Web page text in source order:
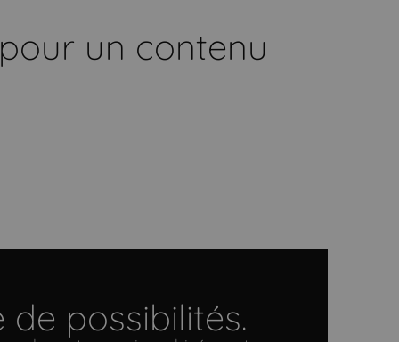
un contenu
possibilités.